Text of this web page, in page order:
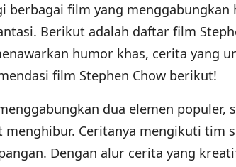
berbagai film yang menggabungkan
Berikut adalah daftar film
humor khas, cerita yang
film Stephen Chow berikut!
dua elemen populer,
menghibur. Ceritanya mengikuti tim
Dengan alur cerita yang